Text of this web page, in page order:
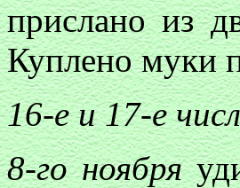
прислано из
Куплено муки
16-е и 17-е
8-го ноября